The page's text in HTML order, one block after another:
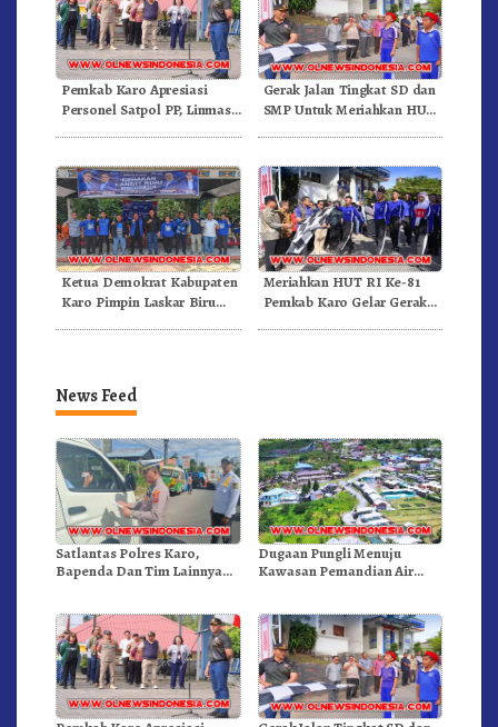
Pemkab Karo Apresiasi
Personel Satpol PP, Linmas,
Gerak Jalan Tingkat SD dan
SMP Untuk Meriahkan HUT
Ketua Demokrat Kabupaten
Karo Pimpin Laskar Biru
Meriahkan HUT RI Ke-81
Pemkab Karo Gelar Gerak
News Feed
Satlantas Polres Karo,
Bapenda Dan Tim Lainnya
Dugaan Pungli Menuju
Kawasan Pemandian Air